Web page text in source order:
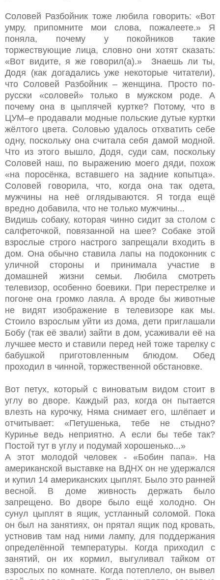
Соловей Разбойник тоже любила говорить: «Вот
умру, припомните мои слова, пожалеете.» Я
поняла, почему у покойников такие
торжествующие лица, словно они хотят сказать:
«Вот видите, я же говорил(а).» Знаешь ли ты,
Додя (как догадались уже некоторые читатели),
что Соловей Разбойник – женщина. Просто по-
русски «соловей» только в мужском роде. А
почему она в цыплячей куртке? Потому, что в
ЦУМ–е продавали модные польские дутые куртки
жёлтого цвета. Соловью удалось отхватить себе
одну, поскольку она считала себя дамой модной.
Что из этого вышло, Додя, суди сам, поскольку
Соловей наш, по выражению моего дяди, похож
«на поросёнка, вставшего на задние копытца».
Соловей говорила, что, когда она так одета,
мужчины на неё оглядываются. Я тогда ещё
вредно добавила, что не только мужчины...
Видишь собаку, которая чинно сидит за столом с
салфеточкой, повязанной на шее? Собаке этой
взрослые строго настрого запрещали входить в
дом. Она обычно ставила лапы на подоконник с
уличной стороны и принимала участие в
домашней жизни семьи. Любила смотреть
телевизор, особенно боевики. При перестрелке и
погоне она громко лаяла. А вроде бы животные
не видят изображение в телевизоре как мы.
Стоило взрослым уйти из дома, дети приглашали
Бобу (так её звали) зайти в дом, усаживали её на
лучшее место и ставили перед ней тоже тарелку с
бабушкой приготовленным блюдом. Обед
проходил в чинной, торжественной обстановке.
Вот петух, который с виноватым видом стоит в
углу во дворе. Каждый раз, когда он пытается
влезть на курочку, Няма снимает его, шлёпает и
отчитывает: «Петушенька, тебе не стыдно?
Куринье ведь неприятно. А если бы тебе так?
Постой тут в углу и подумай хорошенько...»
А этот молодой человек - «Бобин папа». На
американской выставке на ВДНХ он не удержался
и купил 14 американских цыплят. Было это ранней
весной. В доме живность держать было
запрещено. Во дворе было ещё холодно. Он
сунул цыплят в ящик, устланный соломой. Пока
он был на занятиях, он прятал ящик под кровать,
устновив там над ними лампу, для поддержания
определённой температуры. Когда приходил с
занятий, он их кормил, выгуливал тайком от
взрослых по комнате. Когда потеплело, он вывел